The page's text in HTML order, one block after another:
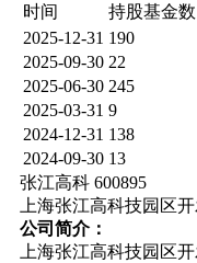
时间 持股基金数
2025-12-31 190
2025-09-30 22
2025-06-30 245
2025-03-31 9
2024-12-31 138
2024-09-30 13
张江高科 600895
上海张江高科技园区
公司简介：
上海张江高科技园区